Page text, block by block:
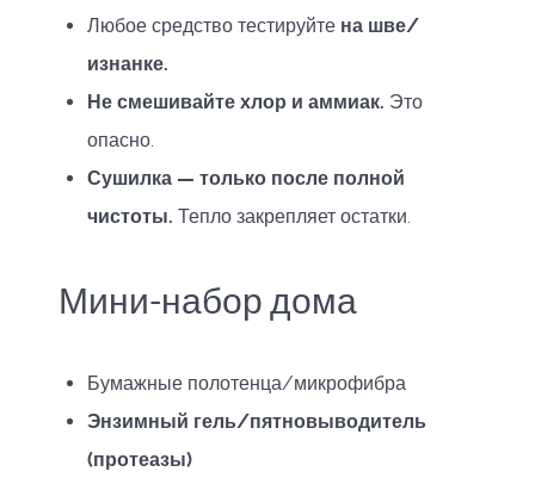
Любое средство тестируйте на шве/
изнанке.
Не смешивайте хлор и аммиак. Это
опасно.
Сушилка — только после полной
чистоты. Тепло закрепляет остатки.
Мини-набор дома
Бумажные полотенца/микрофибра
Энзимный гель/пятновыводитель
(протеазы)